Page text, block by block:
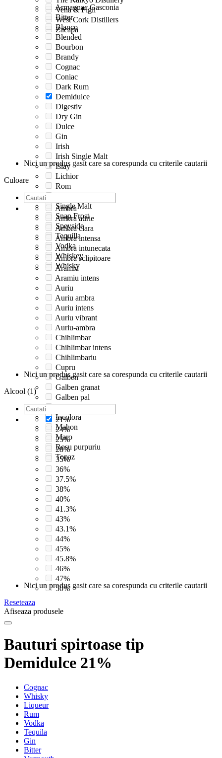
Vena & Figli
West Cork Distillers
Zacapa
Armagnac Gasconia
Bitter
Blanco
Blended
Bourbon
Brandy
Cognac
Coniac
Dark Rum
Demidulce
Digestiv
Dry Gin
Dulce
Gin
Irish
Irish Single Malt
Islay
Lichior
Rom
Rum
Single Malt
Snap Frost
Speyside
Tequilla
Vodka
Whiskey
Whisky
Nici un produs gasit care sa corespunda cu criterile cautarii
Culoare
Ambra
Ambra aurie
Ambra clara
Ambra intensa
Ambra intunecata
Ambra sclipitoare
Aramiu
Aramiu intens
Auriu
Auriu ambra
Auriu intens
Auriu vibrant
Auriu-ambra
Chihlimbar
Chihlimbar intens
Chihlimbariu
Cupru
Galben
Galben granat
Galben pal
Incolor
Incolora
Mahon
Maro
Rosu purpuriu
Topaz
Nici un produs gasit care sa corespunda cu criterile cautarii
Alcool (1)
21%
24%
25%
28%
35%
36%
37.5%
38%
40%
41.3%
43%
43.1%
44%
45%
45.8%
46%
47%
50%
Nici un produs gasit care sa corespunda cu criterile cautarii
Reseteaza
Afiseaza produsele
Bauturi spirtoase tip
Demidulce 21%
Cognac
Whisky
Liqueur
Rum
Vodka
Tequila
Gin
Bitter